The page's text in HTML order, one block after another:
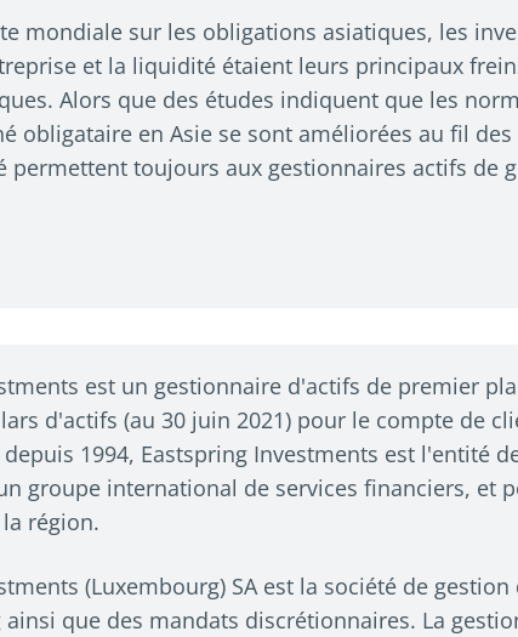
mondiale sur les obligations asiatiques, les
et la liquidité étaient leurs principaux
Alors que des études indiquent que les
obligataire en Asie se sont améliorées au fil
permettent toujours aux gestionnaires actifs de
est un gestionnaire d'actifs de premier
d'actifs (au 30 juin 2021) pour le compte de
depuis 1994, Eastspring Investments est l'entité
groupe international de services financiers, et
région.
(Luxembourg) SA est la société de
que des mandats discrétionnaires. La